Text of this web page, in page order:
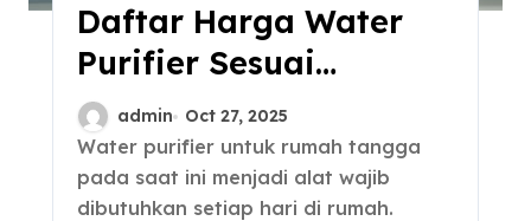
Daftar Harga Water
Purifier Sesuai
Kebutuhan dan Budget
admin Oct 27, 2025
Water purifier untuk rumah tangga
pada saat ini menjadi alat wajib
dibutuhkan setiap hari di rumah.